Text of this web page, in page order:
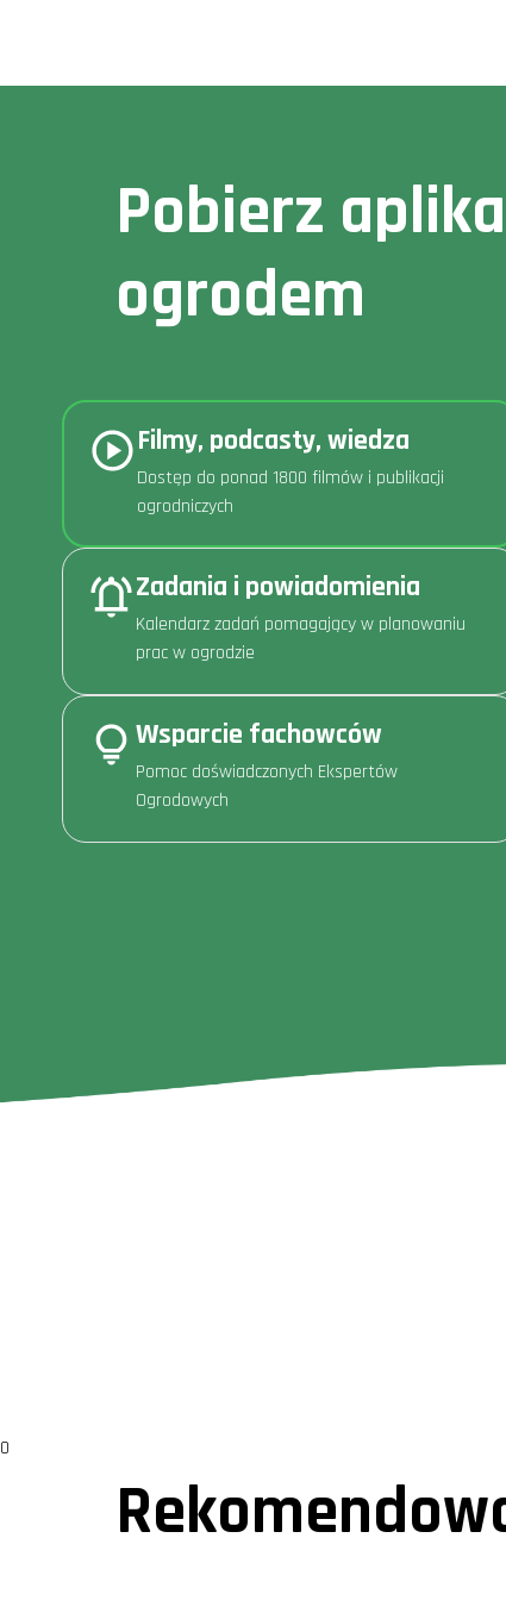
Pobierz
ogrodem
Filmy, podcasty, wiedza
Dostęp do ponad 1800 filmów i publikacji
ogrodniczych
Zadania i powiadomienia
Kalendarz zadań pomagający w planowaniu
prac w ogrodzie
Wsparcie fachowców
Pomoc doświadczonych Ekspertów
Ogrodowych
0